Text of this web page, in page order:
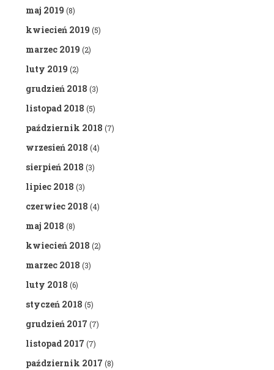
maj 2019 (8)
kwiecień 2019 (5)
marzec 2019 (2)
luty 2019 (2)
grudzień 2018 (3)
listopad 2018 (5)
październik 2018 (7)
wrzesień 2018 (4)
sierpień 2018 (3)
lipiec 2018 (3)
czerwiec 2018 (4)
maj 2018 (8)
kwiecień 2018 (2)
marzec 2018 (3)
luty 2018 (6)
styczeń 2018 (5)
grudzień 2017 (7)
listopad 2017 (7)
październik 2017 (8)